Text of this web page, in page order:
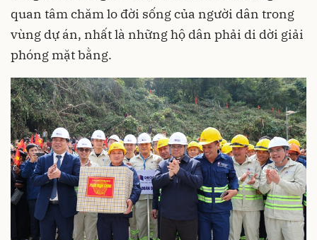
quan tâm chăm lo đời sống của người dân trong
vùng dự án, nhất là những hộ dân phải di dời giải
phóng mặt bằng.